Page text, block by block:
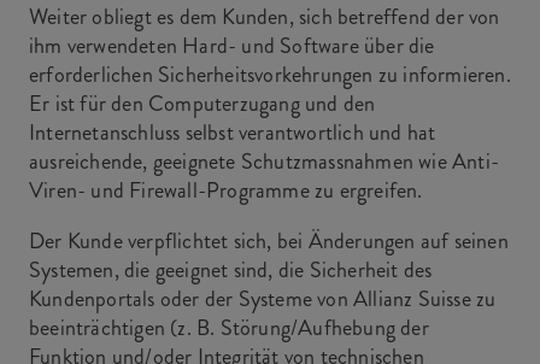
Weiter obliegt es dem Kunden, sich betreffend der von
ihm verwendeten Hard- und Software über die
erforderlichen Sicherheitsvorkehrungen zu informieren.
Er ist für den Computerzugang und den
Internetanschluss selbst verantwortlich und hat
ausreichende, geeignete Schutzmassnahmen wie Anti-
Viren- und Firewall-Programme zu ergreifen.
Der Kunde verpflichtet sich, bei Änderungen auf seinen
Systemen, die geeignet sind, die Sicherheit des
Kundenportals oder der Systeme von Allianz Suisse zu
beeinträchtigen (z. B. Störung/Aufhebung der
Funktion und/oder Integrität von technischen